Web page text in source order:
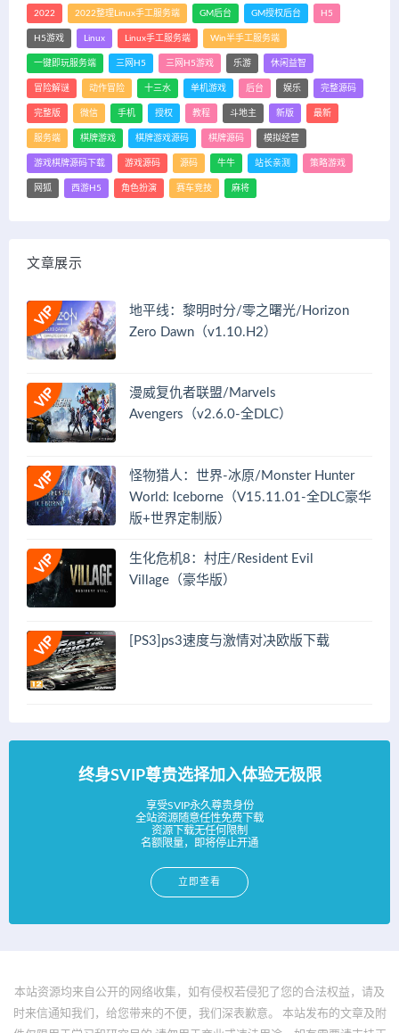
2022 2022整理Linux手工服务端 GM后台 GM授权后台 H5
H5游戏 Linux Linux手工服务端 Win半手工服务端
一键即玩服务端 三网H5 三网H5游戏 乐游 休闲益智
冒险解谜 动作冒险 十三水 单机游戏 后台 娱乐 完整源码
完整版 微信 手机 授权 教程 斗地主 新版 最新
服务端 棋牌游戏 棋牌游戏源码 棋牌源码 模拟经营
游戏棋牌源码下载 游戏源码 源码 牛牛 站长亲测 策略游戏
网狐 西游H5 角色扮演 赛车竞技 麻将
文章展示
地平线：黎明时分/零之曙光/Horizon
Zero Dawn（v1.10.H2）
漫威复仇者联盟/Marvels
Avengers（v2.6.0-全DLC）
怪物猎人：世界-冰原/Monster Hunter
World: Iceborne（V15.11.01-全DLC豪华
版+世界定制版）
生化危机8：村庄/Resident Evil
Village（豪华版）
[PS3]ps3速度与激情对决欧版下载
终身SVIP尊贵选择加入体验无极限
享受SVIP永久尊贵身份
全站资源随意任性免费下载
资源下载无任何限制
名额限量，即将停止开通
立即查看
本站资源均来自公开的网络收集，如有侵权若侵犯了您的合法权益，请及
时来信通知我们，给您带来的不便，我们深表歉意。 本站发布的文章及附